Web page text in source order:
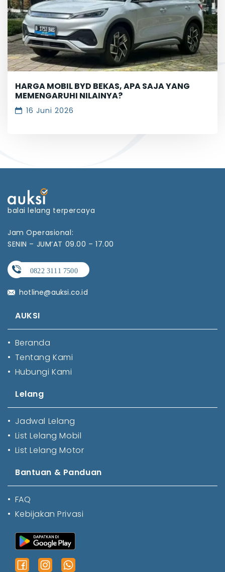
HARGA MOBIL BYD BEKAS, APA SAJA YANG
MEMENGARUHI NILAINYA?
16 Juni 2026
balai lelang terpercaya
Jam Operasional:
SENIN – JUM’AT 09.00 – 17.00
hotline@auksi.co.id
AUKSI
• Beranda
• Tentang Kami
• Hubungi Kami
Lelang
• Jadwal Lelang
• List Lelang Mobil
• List Lelang Motor
Bantuan & Panduan
• FAQ
• Kebijakan Privasi